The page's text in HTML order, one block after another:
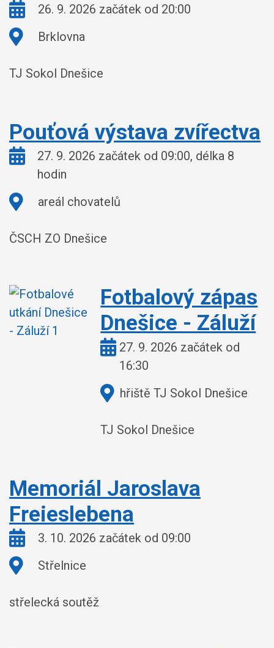
Kdy:
26. 9. 2026 začátek od 20:00
Kde:
Brklovna
TJ Sokol Dnešice
Pouťová výstava zvířectva
Kdy:
27. 9. 2026 začátek od 09:00, délka 8
hodin
Kde:
areál chovatelů
ČSCH ZO Dnešice
Fotbalový zápas
Dnešice - Záluží
Kdy:27. 9. 2026 začátek od
16:30
Kde:hřiště TJ Sokol Dnešice
TJ Sokol Dnešice
Memoriál Jaroslava
Freieslebena
Kdy:
3. 10. 2026 začátek od 09:00
Kde:
Střelnice
střelecká soutěž